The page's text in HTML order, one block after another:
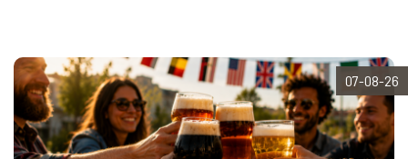
07-08-26